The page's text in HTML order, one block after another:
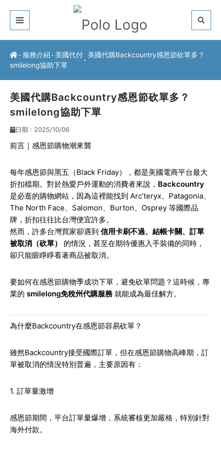
關於我們
服務介紹
常見問題
最新公告
服務介紹 美國代付
美國代購Backcountry感恩節砍單多？
smilelong協助下單
美國代購Backcountry感恩節砍單多？
smilelong協助下單
日期 : 2025/10/06
前言｜感恩節購物潮來襲
每年感恩節與黑五（Black Friday），都是美國電商平台最大
折扣檔期。對於熱愛戶外運動的消費者來說， Backcountry
是必逛的購物網站，因為這裡能找到 Arc’teryx、Patagonia、
The North Face、Salomon、Burton、Osprey 等國際品
牌，折扣往往比台灣便宜許多。
然而，許多台灣買家卻遇到 信用卡刷不過、結帳卡關、訂單
被取消（砍單）
的情況，甚至在期待優惠入手裝備的同時，
卻只能眼睜睜看著商品被取消。
要如何在感恩節購物季成功下單，避免砍單問題？這時候，專
業的 smilelong免稅州代購服務 就能成為最佳解方。
為什麼Backcountry在感恩節容易砍單？
雖然Backcountry接受國際訂單，但在感恩節購物高峰期，訂
單被取消的情況特別普遍，主要原因有：
1. 訂單量激增
感恩節期間，平台訂單量爆增，系統審核更加嚴格，特別針對
海外付款。